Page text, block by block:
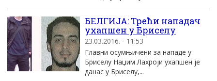
БЕЛГИЈА: Трећи нападач
ухапшен у Бриселу
23.03.2016. - 11:53
Главни осумњичени за нападе у
Бриселу Наџим Лахроји ухапшен је
данас у Бриселу,...